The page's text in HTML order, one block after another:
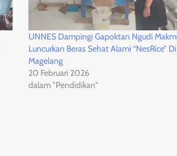
UNNES Dampingi Gapoktan Ngudi
Luncurkan Beras Sehat Alami “NesRice” Di
Magelang
20 Februari 2026
dalam "Pendidikan"